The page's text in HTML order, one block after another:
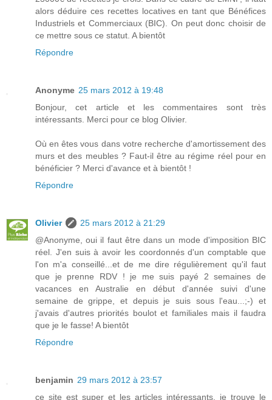
alors déduire ces recettes locatives en tant que Bénéfices
Industriels et Commerciaux (BIC). On peut donc choisir de
ce mettre sous ce statut. A bientôt
Répondre
Anonyme 25 mars 2012 à 19:48
Bonjour, cet article et les commentaires sont très
intéressants. Merci pour ce blog Olivier.
Où en êtes vous dans votre recherche d'amortissement des
murs et des meubles ? Faut-il être au régime réel pour en
bénéficier ? Merci d'avance et à bientôt !
Répondre
Olivier
25 mars 2012 à 21:29
@Anonyme, oui il faut être dans un mode d'imposition BIC
réel. J'en suis à avoir les coordonnés d'un comptable que
l'on m'a conseillé...et de me dire régulièrement qu'il faut
que je prenne RDV ! je me suis payé 2 semaines de
vacances en Australie en début d'année suivi d'une
semaine de grippe, et depuis je suis sous l'eau...;-) et
j'avais d'autres priorités boulot et familiales mais il faudra
que je le fasse! A bientôt
Répondre
benjamin 29 mars 2012 à 23:57
ce site est super et les articles intéressants, je trouve le